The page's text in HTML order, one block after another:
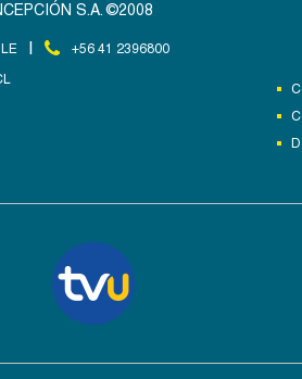
S.A. ©2008
+56 41 2396800